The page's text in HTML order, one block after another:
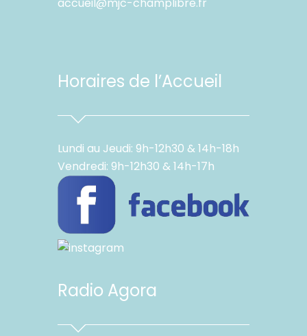
Horaires de l’Accueil
Lundi au Jeudi: 9h-12h30 & 14h-18h
Vendredi: 9h-12h30 & 14h-17h
Radio Agora